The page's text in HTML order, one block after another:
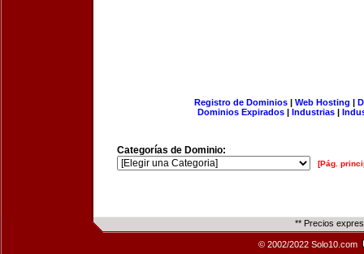
Registro de Dominios| Web Hosting |
Dominios Expirados | Industrias |
Categorías de Dominio:
[Pág.
** Precios
© 2002/2022 Solo10.com